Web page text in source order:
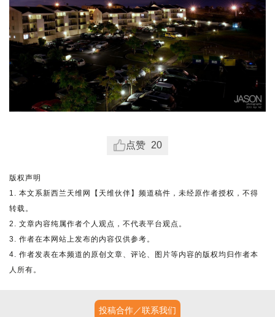
点赞 20
版权声明
1. 本文系新西兰天维网【天维伙伴】频道稿件，未经原作者授权，不得
转载。
2. 文章内容纯属作者个人观点，不代表平台观点。
3. 作者在本网站上发布的内容仅供参考。
4. 作者发表在本频道的原创文章、评论、图片等内容的版权均归作者本
人所有。
投稿合作／联系我们